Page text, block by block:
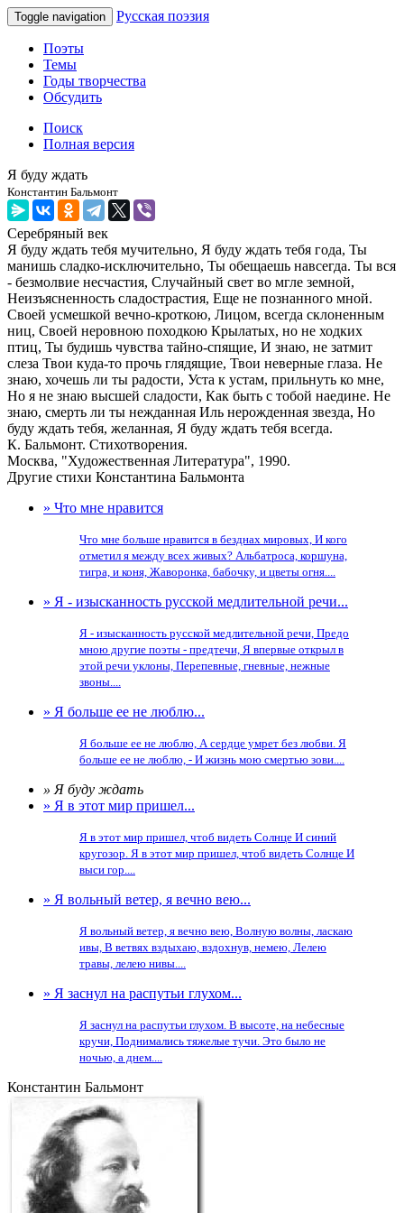
Toggle navigation Русская поэзия
Поэты
Темы
Годы творчества
Обсудить
Поиск
Полная версия
Я буду ждать
Константин Бальмонт
Серебряный век
Я буду ждать тебя мучительно, Я буду ждать тебя года, Ты
манишь сладко-исключительно, Ты обещаешь навсегда. Ты вся
- безмолвие несчастия, Случайный свет во мгле земной,
Неизъясненность сладострастия, Еще не познанного мной.
Своей усмешкой вечно-кроткою, Лицом, всегда склоненным
ниц, Своей неровною походкою Крылатых, но не ходких
птиц, Ты будишь чувства тайно-спящие, И знаю, не затмит
слеза Твои куда-то прочь глядящие, Твои неверные глаза. Не
знаю, хочешь ли ты радости, Уста к устам, прильнуть ко мне,
Но я не знаю высшей сладости, Как быть с тобой наедине. Не
знаю, смерть ли ты нежданная Иль нерожденная звезда, Но
буду ждать тебя, желанная, Я буду ждать тебя всегда.
К. Бальмонт. Стихотворения.
Москва, "Художественная Литература", 1990.
Другие стихи Константина Бальмонта
» Что мне нравится
Что мне больше нравится в безднах мировых, И кого
отметил я между всех живых? Альбатроса, коршуна,
тигра, и коня, Жаворонка, бабочку, и цветы огня....
» Я - изысканность русской медлительной речи...
Я - изысканность русской медлительной речи, Предо
мною другие поэты - предтечи, Я впервые открыл в
этой речи уклоны, Перепевные, гневные, нежные
звоны....
» Я больше ее не люблю...
Я больше ее не люблю, А сердце умрет без любви. Я
больше ее не люблю, - И жизнь мою смертью зови....
» Я буду ждать
» Я в этот мир пришел...
Я в этот мир пришел, чтоб видеть Солнце И синий
кругозор. Я в этот мир пришел, чтоб видеть Солнце И
выси гор....
» Я вольный ветер, я вечно вею...
Я вольный ветер, я вечно вею, Волную волны, ласкаю
ивы, В ветвях вздыхаю, вздохнув, немею, Лелею
травы, лелею нивы....
» Я заснул на распутьи глухом...
Я заснул на распутьи глухом. В высоте, на небесные
кручи, Поднимались тяжелые тучи. Это было не
ночью, а днем....
Константин Бальмонт